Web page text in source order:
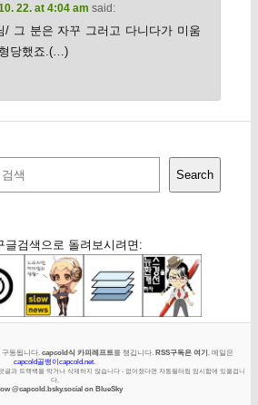
22. at 4:04 am said:
그 분은 자꾸 그러고 다니다가 미움
당했죠.(…)
Search
글검색으로 돌려보시려면:
구동됩니다. capcold식 카피레프트를 챙깁니다. RSS구독은 여기 . 메일은
capcold골뱅이capcold.net
글과 트랙백을 막거나 삭제하지 않습니다 - 없어졌다면 자동필터링 임시함에 있을겁니
다.
@capcold.bsky.social on BlueSky